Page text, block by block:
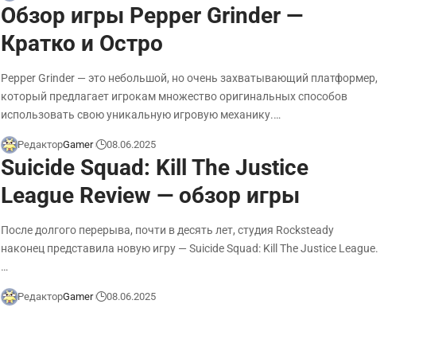
Обзор игры Pepper Grinder —
Кратко и Остро
Pepper Grinder — это небольшой, но очень захватывающий платформер,
который предлагает игрокам множество оригинальных способов
использовать свою уникальную игровую механику.…
РедакторGamer 08.06.2025
Suicide Squad: Kill The Justice
League Review — обзор игры
После долгого перерыва, почти в десять лет, студия Rocksteady
наконец представила новую игру — Suicide Squad: Kill The Justice League.
…
РедакторGamer 08.06.2025